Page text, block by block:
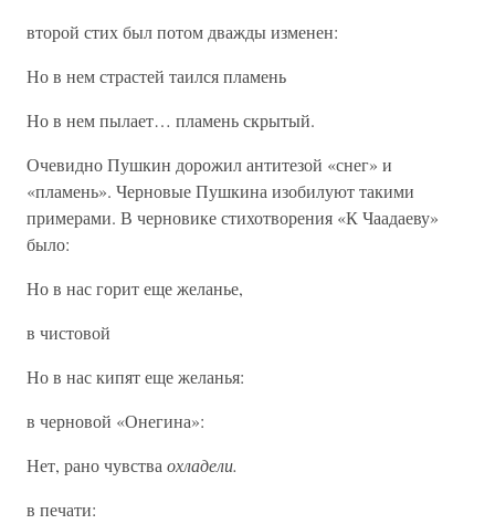
второй стих был потом дважды изменен:
Но в нем страстей таился пламень
Но в нем пылает… пламень скрытый.
Очевидно Пушкин дорожил антитезой «снег» и
«пламень». Черновые Пушкина изобилуют такими
примерами. В черновике стихотворения «К Чаадаеву»
было:
Но в нас горит еще желанье,
в чистовой
Но в нас кипят еще желанья:
в черновой «Онегина»:
Нет, рано чувства охладели.
в печати: